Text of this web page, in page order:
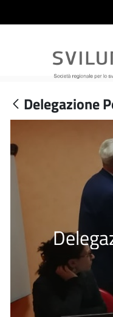
Delegazione